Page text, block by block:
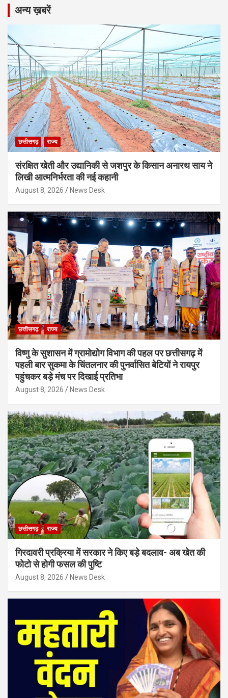
अन्य ख़बरें
छत्तीसगढ़ राज्य
संरक्षित खेती और उद्यानिकी से जशपुर के किसान अनारथ साय ने
लिखी आत्मनिर्भरता की नई कहानी
August 8, 2026 News Desk
छत्तीसगढ़ राज्य
विष्णु के सुशासन में ग्रामोद्योग विभाग की पहल पर छत्तीसगढ़ में
पहली बार सुकमा के चिंतलनार की पुनर्वासित बेटियों ने रायपुर
पहुंचकर बड़े मंच पर दिखाई प्रतिभा
August 8, 2026 News Desk
छत्तीसगढ़ राज्य
गिरदावरी प्रक्रिया में सरकार ने किए बड़े बदलाव- अब खेत की
फोटो से होगी फसल की पुष्टि
August 8, 2026 News Desk